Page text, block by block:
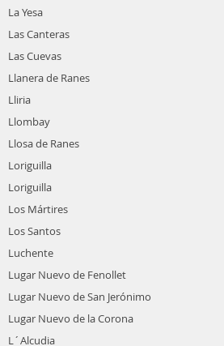
La Yesa
Las Canteras
Las Cuevas
Llanera de Ranes
Lliria
Llombay
Llosa de Ranes
Loriguilla
Loriguilla
Los Mártires
Los Santos
Luchente
Lugar Nuevo de Fenollet
Lugar Nuevo de San Jerónimo
Lugar Nuevo de la Corona
L´Alcudia